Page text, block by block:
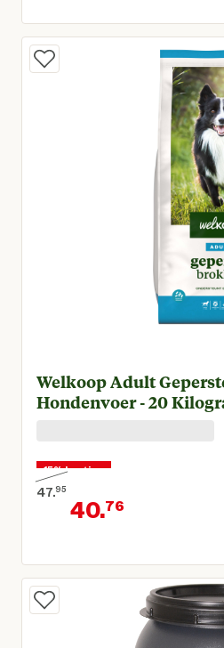
Huidige
Welkoop Adult
Hondenvoer - 20
15% korting
47.95
Oorspronkelijke prijs € 47,95
40.76
Huidige